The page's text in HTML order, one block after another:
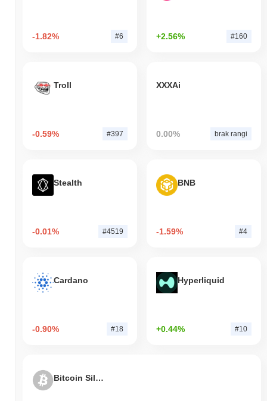
-1.82% #6 +2.56% #160
Troll
-0.59% #397
XXXAi
0.00% brak rangi
Stealth
-0.01% #4519
BNB
-1.59% #4
Cardano
-0.90% #18
Hyperliquid
+0.44% #10
Bitcoin Silver